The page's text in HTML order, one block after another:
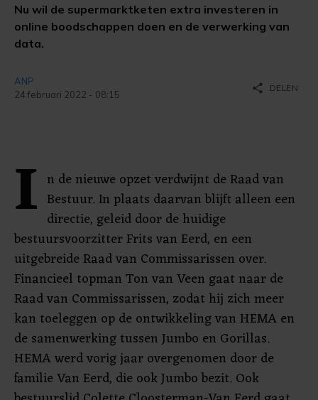
Nu wil de supermarktketen extra investeren in
online boodschappen doen en de verwerking van
data.
ANP
24 februari 2022 - 08:15
share DELEN
I n de nieuwe opzet verdwijnt de Raad van
Bestuur. In plaats daarvan blijft alleen een
directie, geleid door de huidige
bestuursvoorzitter Frits van Eerd, en een
uitgebreide Raad van Commissarissen over.
Financieel topman Ton van Veen gaat naar de
Raad van Commissarissen, zodat hij zich meer
kan toeleggen op de ontwikkeling van HEMA en
de samenwerking tussen Jumbo en Gorillas.
HEMA werd vorig jaar overgenomen door de
familie Van Eerd, die ook Jumbo bezit. Ook